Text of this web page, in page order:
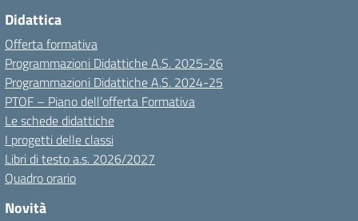
Didattica
Offerta formativa
Programmazioni Didattiche A.S. 2025-26
Programmazioni Didattiche A.S. 2024-25
PTOF – Piano dell’offerta Formativa
Le schede didattiche
I progetti delle classi
Libri di testo a.s. 2026/2027
Quadro orario
Novità